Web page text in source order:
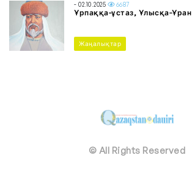
- 02.10.2025 6687
Ұрпаққа-ұстаз, Ұлысқа-Ұран
Жаңалықтар
© All Rights Reserved